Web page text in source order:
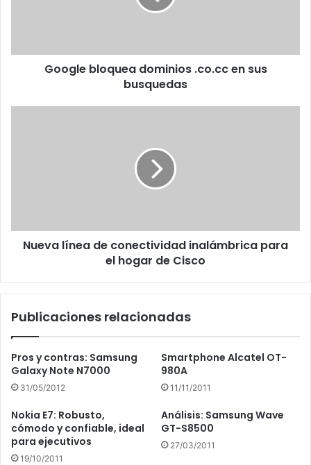
Google bloquea dominios .co.cc en sus
busquedas
de
CiscoNueva línea de conectividad inalámbrica para
el hogar de Cisco
Publicaciones relacionadas
Pros y contras: Samsung
Galaxy Note N7000
31/05/2012
Smartphone Alcatel OT-
980A
11/11/2011
Nokia E7: Robusto,
cómodo y confiable, ideal
para ejecutivos
19/10/2011
Análisis: Samsung Wave
GT-S8500
27/03/2011